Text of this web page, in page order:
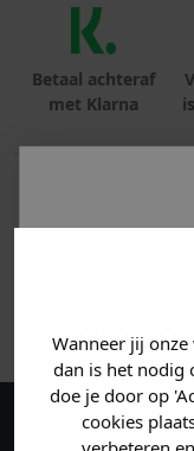
Wanneer jij
dan is het nodig
doe je door op
cookies
Betaal achteraf
met Klarna
ANDERE
korting
Vertel
zoek
jouw